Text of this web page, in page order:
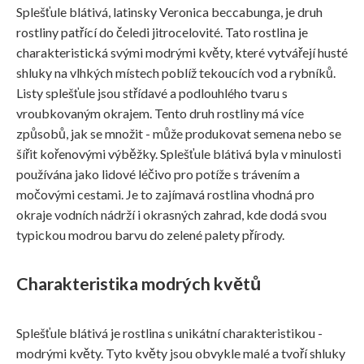
Splešťule blátivá, latinsky Veronica beccabunga, je druh
rostliny patřící do čeledi jitrocelovité. Tato rostlina je
charakteristická svými modrými květy, které vytvářejí husté
shluky na vlhkých místech poblíž tekoucích vod a rybníků.
Listy splešťule jsou střídavé a podlouhlého tvaru s
vroubkovaným okrajem. Tento druh rostliny má více
způsobů, jak se množit - může produkovat semena nebo se
šířit kořenovými výběžky. Splešťule blátivá byla v minulosti
používána jako lidové léčivo pro potíže s trávením a
močovými cestami. Je to zajímavá rostlina vhodná pro
okraje vodních nádrží i okrasných zahrad, kde dodá svou
typickou modrou barvu do zelené palety přírody.
Charakteristika modrých květů
Splešťule blátivá je rostlina s unikátní charakteristikou -
modrými květy. Tyto květy jsou obvykle malé a tvoří shluky